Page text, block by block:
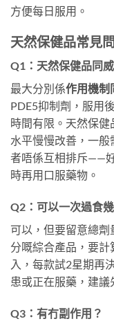
方便每日服用。
天然保健品常見
Q1：天然保健品同
最大分別係作用機制
PDE5抑制劑，服用
時間有限。天然保
水平慢慢改善，一
者唔係互相排斥——
時再用口服藥物。
Q2：可以一次過食
可以，但要留意總
分嘅綜合產品，要
入，每款試2星期再
患或正在服藥，建議
Q3：有冇副作用？